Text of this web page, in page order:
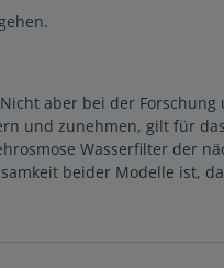
aber bei der
und zunehmen, gilt für
Wasserfilter der
beider Modelle ist,